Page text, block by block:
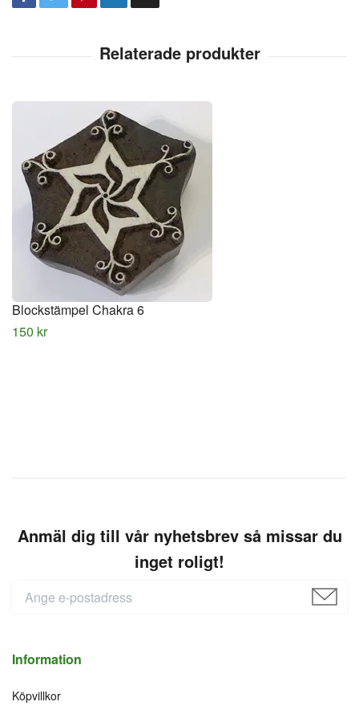
Blockstämpel Chakra 6
150 kr
Anmäl dig till vår nyhetsbrev så missar du
inget roligt!
Information
Köpvillkor